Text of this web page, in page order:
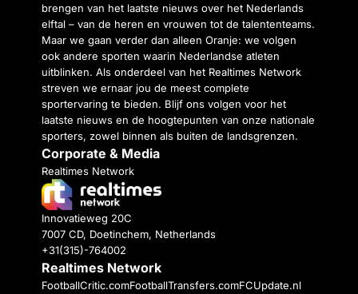
brengen van het laatste nieuws over het Nederlands
elftal – van de heren en vrouwen tot de talententeams.
Maar we gaan verder dan alleen Oranje: we volgen
ook andere sporten waarin Nederlandse atleten
uitblinken. Als onderdeel van het Realtimes Network
streven we ernaar jou de meest complete
sportervaring te bieden. Blijf ons volgen voor het
laatste nieuws en de hoogtepunten van onze nationale
sporters, zowel binnen als buiten de landsgrenzen.
Corporate & Media
Realtimes Network
Innovatieweg 20C
7007 CD, Doetinchem, Netherlands
+31(315)-764002
Realtimes Network
FootballCritic.comFootballTransfers.comFCUpdate.nl